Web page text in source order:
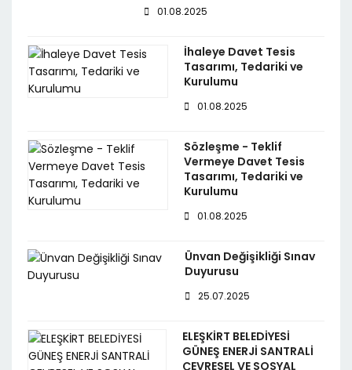
01.08.2025
İhaleye Davet Tesis
Tasarımı, Tedariki ve
Kurulumu
01.08.2025
Sözleşme - Teklif
Vermeye Davet Tesis
Tasarımı, Tedariki ve
Kurulumu
01.08.2025
Ünvan Değişikliği Sınav
Duyurusu
25.07.2025
ELEŞKİRT BELEDİYESİ
GÜNEŞ ENERJİ SANTRALİ
ÇEVRESEL VE SOSYAL